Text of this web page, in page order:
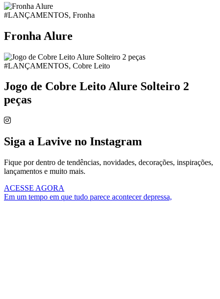
#LANÇAMENTOS, Fronha
Fronha Alure
#LANÇAMENTOS, Cobre Leito
Jogo de Cobre Leito Alure Solteiro 2
peças
Siga a Lavive no Instagram
Fique por dentro de tendências, novidades, decorações, inspirações,
lançamentos e muito mais.
ACESSE AGORA
Em um tempo em que tudo parece acontecer depressa,